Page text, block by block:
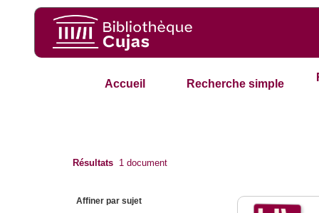
Accueil Recherche simple
Résultats 1 document
Affiner par sujet